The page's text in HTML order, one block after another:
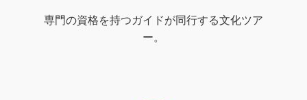
専門の資格を持つガイドが同行する文化ツア
ー。